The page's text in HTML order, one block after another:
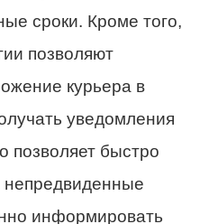
сроки. Кроме того,
позволяют
курьера в
уведомления
позволяет быстро
информировать